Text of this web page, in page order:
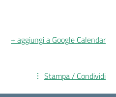
+ aggiungi a Google Calendar
Stampa / Condividi